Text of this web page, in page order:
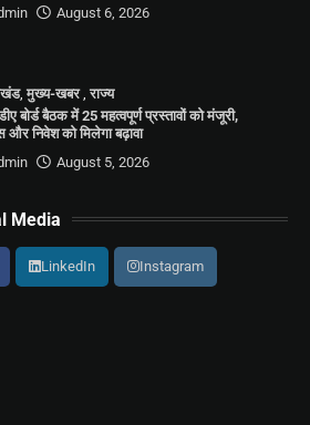
August 6, 2026
,मुख्य-खबर,राज्य
बोर्ड बैठक में 25 महत्वपूर्ण प्रस्तावों को मंजूरी,
और निवेश को मिलेगा बढ़ावा
August 5, 2026
Media
LinkedIn Instagram